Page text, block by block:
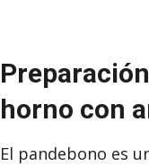
horno con
El pandebono es